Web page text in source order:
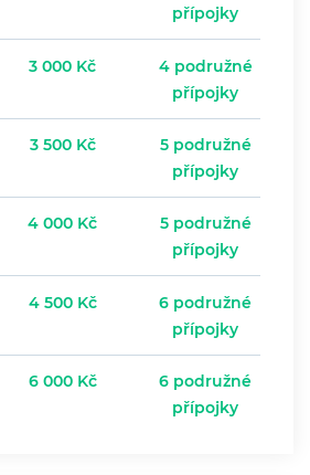
přípojky
3 000 Kč
4 podružné
přípojky
3 500 Kč
5 podružné
přípojky
4 000 Kč
5 podružné
přípojky
4 500 Kč
6 podružné
přípojky
6 000 Kč
6 podružné
přípojky